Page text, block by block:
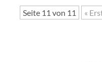
Seite 11 von 11 «